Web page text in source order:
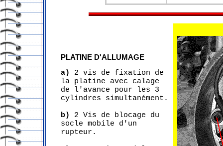
PLATINE D'ALLUMAGE
a)
2 vis de fixation de
la platine avec calage
de l'avance pour les 3
cylindres simultanément.
b)
2 Vis de blocage du
socle mobile d'un
rupteur.